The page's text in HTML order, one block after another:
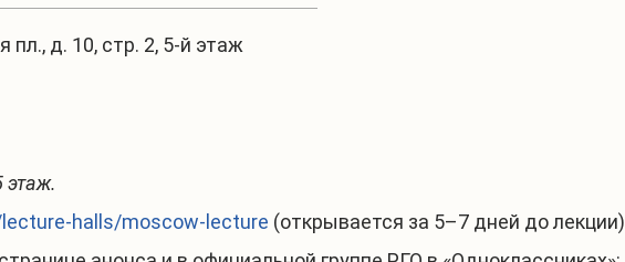
пл., д. 10, стр. 2, 5-й этаж
этаж.
halls/moscow-lecture (открывается за 5–7 дней до